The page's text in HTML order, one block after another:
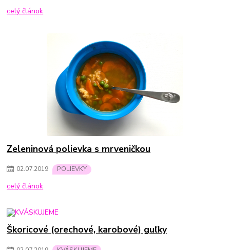
celý článok
Zeleninová polievka s mrveničkou
02.07.2019 POLIEVKY
celý článok
Škoricové (orechové, karobové) guľky